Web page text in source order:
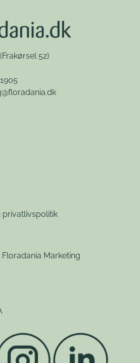
(Frakørsel 52)
privatlivspolitik
Marketing